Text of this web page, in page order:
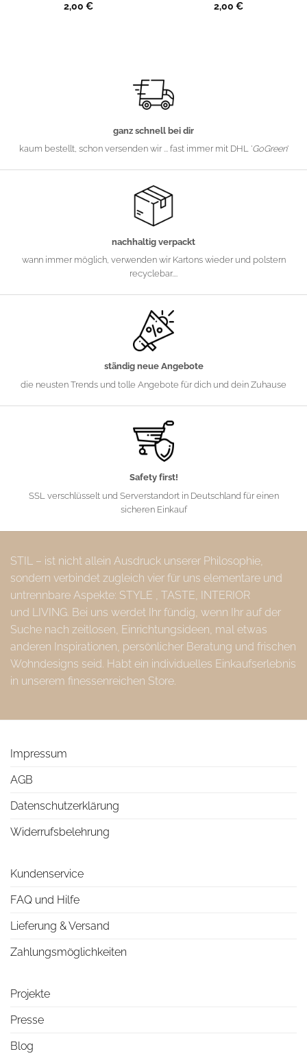
2,00 €
2,00 €
ganz schnell bei dir
kaum bestellt, schon versenden wir ... fast immer mit DHL 'GoGreen'
nachhaltig verpackt
wann immer möglich, verwenden wir Kartons wieder und polstern
recyclebar....
ständig neue Angebote
die neusten Trends und tolle Angebote für dich und dein Zuhause
Safety first!
SSL verschlüsselt und Serverstandort in Deutschland für einen
sicheren Einkauf
STIL – ist nicht allein Ausdruck unserer Philosophie,
sondern verbindet zugleich vier für uns elementare und
untrennbare Aspekte: STYLE , TASTE, INTERIOR
und LIVING. Bei uns werdet Ihr fündig, wenn Ihr auf der
Suche nach zeitlosen, Einrichtungsideen, mal etwas
anderen Inspirationen, persönlicher Beratung und frischen
Wohndesigns seid. Habt ein individuelles Einkaufserlebnis
in unserem finessenreichen Store.
Impressum
AGB
Datenschutzerklärung
Widerrufsbelehrung
Kundenservice
FAQ und Hilfe
Lieferung & Versand
Zahlungsmöglichkeiten
Projekte
Presse
Blog